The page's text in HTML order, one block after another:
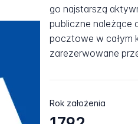
go najstarszą
publiczne należące
pocztowe w całym
zarezerwowane
Rok założenia